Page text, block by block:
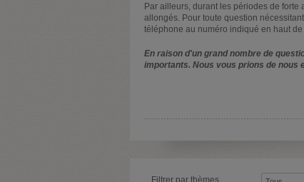
Par ailleurs, durant les périodes de
allongés. Pour toute question
téléphone au numéro indiqué en haut de
En raison d'un grand nombre de
importants. Nous vous prions de nous
Filtrer par thèmes